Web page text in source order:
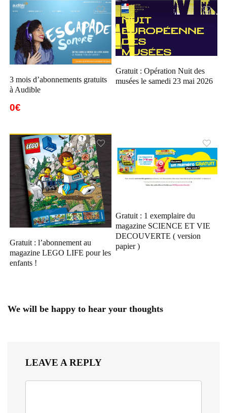
3 mois d’abonnements gratuits
à Audible
0€
Gratuit : Opération Nuit des
musées le samedi 23 mai 2026
Gratuit : l’abonnement au
magazine LEGO LIFE pour les
enfants !
Gratuit : 1 exemplaire du
magazine SCIENCE ET VIE
DECOUVERTE ( version
papier )
We will be happy to hear your thoughts
LEAVE A REPLY